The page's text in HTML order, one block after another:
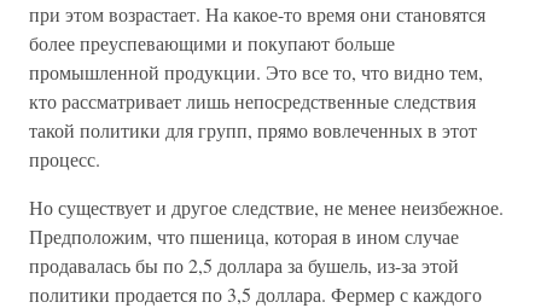
при этом возрастает. На какое-то время они становятся
более преуспевающими и покупают больше
промышленной продукции. Это все то, что видно тем,
кто рассматривает лишь непосредственные следствия
такой политики для групп, прямо вовлеченных в этот
процесс.
Но существует и другое следствие, не менее неизбежное.
Предположим, что пшеница, которая в ином случае
продавалась бы по 2,5 доллара за бушель, из-за этой
политики продается по 3,5 доллара. Фермер с каждого